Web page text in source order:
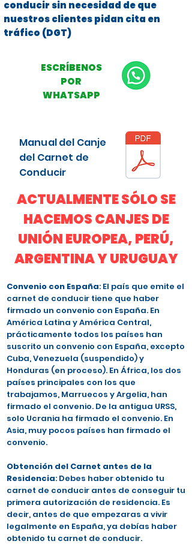
conducir sin necesidad de que
nuestros clientes pidan cita en
tráfico (DGT)
ESCRÍBENOS
POR
WHATSAPP
Manual del Canje
del Carnet de
Conducir
ACTUALMENTE SÓLO SE
HACEMOS CANJES DE
UNIÓN EUROPEA, PERÚ,
ARGENTINA Y URUGUAY
Convenio con España: El país que emite el
carnet de conducir tiene que haber
firmado un convenio con España. En
América Latina y América Central,
prácticamente todos los países han
suscrito un convenio con España, excepto
Cuba, Venezuela (suspendido) y
Honduras (en proceso). En África, los dos
países principales con los que
trabajamos, Marruecos y Argelia, han
firmado el convenio. De la antigua URSS,
solo Ucrania ha firmado el convenio. En
Asia, muy pocos países han firmado el
convenio.
Obtención del Carnet antes de la
Residencia: Debes haber obtenido tu
carnet de conducir antes de conseguir tu
primera autorización de residencia. Es
decir, antes de que empezaras a vivir
legalmente en España, ya debías haber
obtenido tu carnet de conducir.